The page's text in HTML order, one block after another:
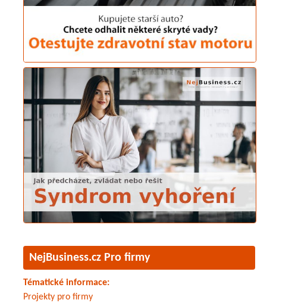
NejBusiness.cz Pro firmy
Tématické informace:
Projekty pro firmy